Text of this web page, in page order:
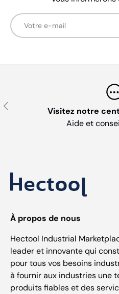
E-mail
Précédent
Visitez notre
Aide et
À propos de nous
Hectool Industrial
leader et innovante qui
pour tous vos besoins
à fournir aux industries une
produits fiables et des